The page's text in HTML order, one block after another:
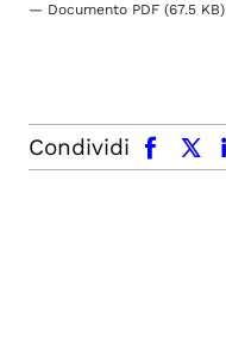
— Documento PDF (67.5 KB)
Condividi
facebook x.com linkedin